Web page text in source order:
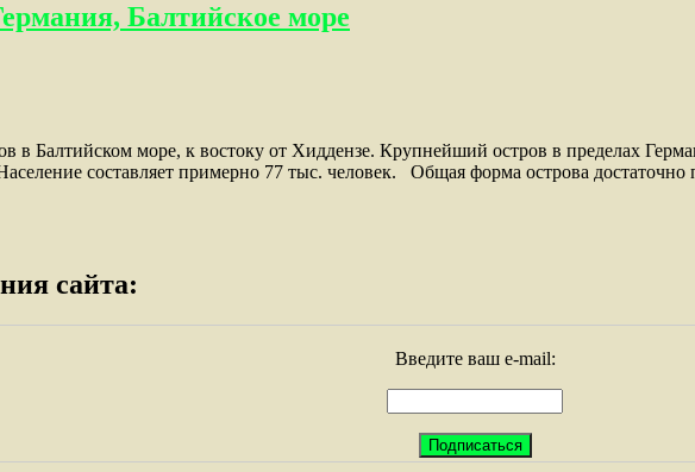
Балтийское море
в Балтийском море, к востоку от Хиддензе. Крупнейший остров в пределах
составляет примерно 77 тыс. человек. Общая форма острова достаточно
сайта:
Введите ваш e-mail: